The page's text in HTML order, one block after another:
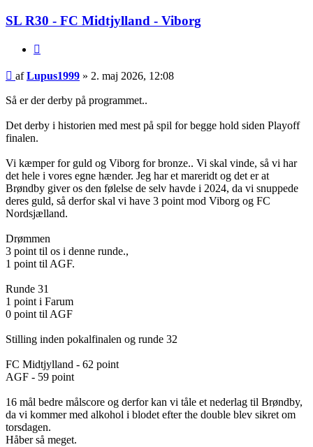
SL R30 - FC Midtjylland - Viborg
Indlæg
afLupus1999 » 2. maj 2026, 12:08
Så er der derby på programmet..
Det derby i historien med mest på spil for begge hold siden Playoff
finalen.
Vi kæmper for guld og Viborg for bronze.. Vi skal vinde, så vi har
det hele i vores egne hænder. Jeg har et mareridt og det er at
Brøndby giver os den følelse de selv havde i 2024, da vi snuppede
deres guld, så derfor skal vi have 3 point mod Viborg og FC
Nordsjælland.
Drømmen
3 point til os i denne runde.,
1 point til AGF.
Runde 31
1 point i Farum
0 point til AGF
Stilling inden pokalfinalen og runde 32
FC Midtjylland - 62 point
AGF - 59 point
16 mål bedre målscore og derfor kan vi tåle et nederlag til Brøndby,
da vi kommer med alkohol i blodet efter the double blev sikret om
torsdagen.
Håber så meget.